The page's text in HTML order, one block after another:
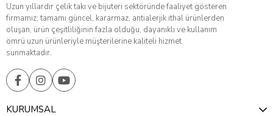
Uzun yıllardır çelik takı ve bijuteri sektöründe faaliyet gösteren
firmamız; tamamı güncel, kararmaz, antialerjik ithal ürünlerden
oluşan, ürün çeşitliliğinin fazla olduğu, dayanıklı ve kullanım
ömrü uzun ürünleriyle müşterilerine kaliteli hizmet
sunmaktadır.
KURUMSAL